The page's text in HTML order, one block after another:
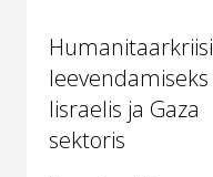
Humanitaarkriisi
leevendamiseks
Iisraelis ja Gaza
sektoris